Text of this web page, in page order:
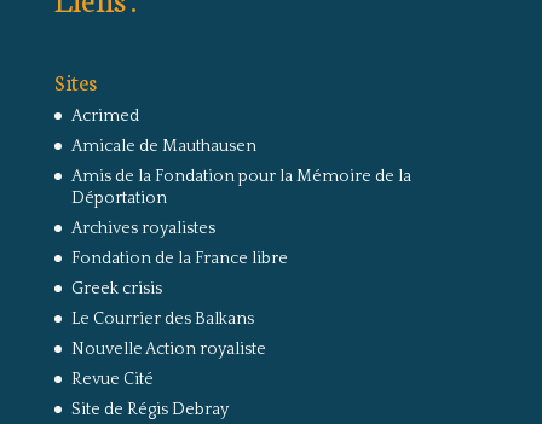
Sites
Acrimed
Amicale de Mauthausen
Amis de la Fondation pour la Mémoire de la
Déportation
Archives royalistes
Fondation de la France libre
Greek crisis
Le Courrier des Balkans
Nouvelle Action royaliste
Revue Cité
Site de Régis Debray